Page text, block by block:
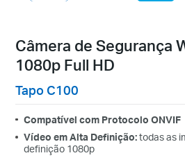
Câmera de Segurança
1080p Full HD
Tapo C100
Compatível com Protocolo ONVIF
Vídeo em Alta Definição:todas as
definição 1080p